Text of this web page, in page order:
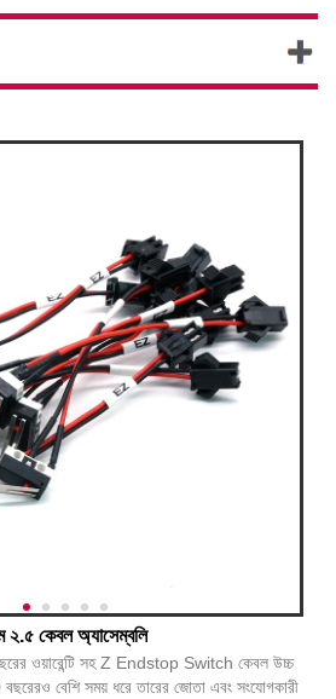
কেবল অ্যাসেম্বলি
ওয়ারেন্টি সহ Z Endstop Switch কেবল উচ্চ
বেশি সময় ধরে তারের জোতা এবং সংযোগকারী